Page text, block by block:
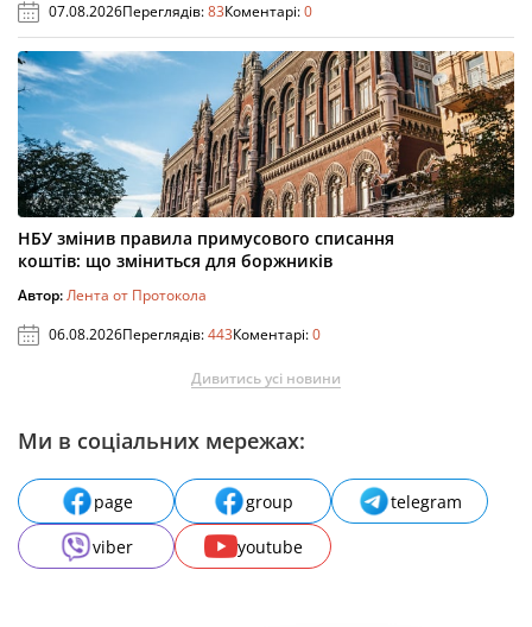
07.08.2026Переглядів:83Коментарі:0
НБУ змінив правила примусового списання
коштів: що зміниться для боржників
Автор:Лента от Протокола
06.08.2026Переглядів:443Коментарі:0
Дивитись усі новини
Ми в соціальних мережах:
page group
telegram
viber
youtube